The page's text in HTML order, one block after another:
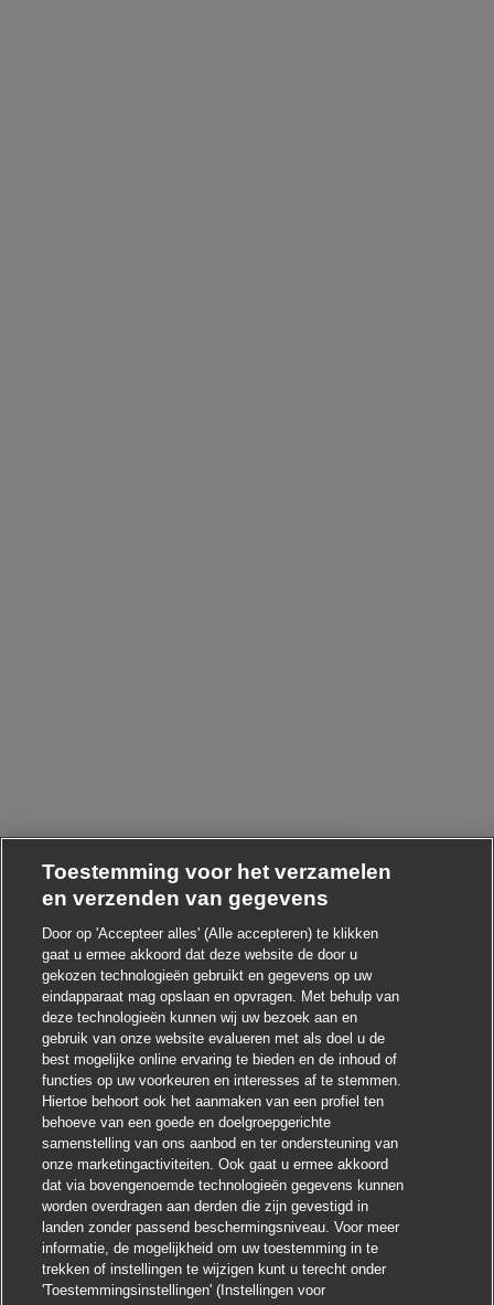
! Heb je interesse in deze baan? Chatbot-melding sluiten
Ik ben geïnteresseerd
Soortgelijke banen zoeken
Toestemming voor het verzamelen
en verzenden van gegevens
Door op 'Accepteer alles' (Alle accepteren) te klikken
gaat u ermee akkoord dat deze website de door u
gekozen technologieën gebruikt en gegevens op uw
eindapparaat mag opslaan en opvragen. Met behulp van
deze technologieën kunnen wij uw bezoek aan en
gebruik van onze website evalueren met als doel u de
best mogelijke online ervaring te bieden en de inhoud of
functies op uw voorkeuren en interesses af te stemmen.
Hiertoe behoort ook het aanmaken van een profiel ten
behoeve van een goede en doelgroepgerichte
samenstelling van ons aanbod en ter ondersteuning van
onze marketingactiviteiten. Ook gaat u ermee akkoord
dat via bovengenoemde technologieën gegevens kunnen
worden overdragen aan derden die zijn gevestigd in
landen zonder passend beschermingsniveau. Voor meer
informatie, de mogelijkheid om uw toestemming in te
trekken of instellingen te wijzigen kunt u terecht onder
'Toestemmingsinstellingen' (Instellingen voor